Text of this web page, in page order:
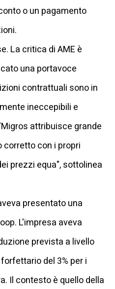
o un pagamento
La critica di AME è
una portavoce
contrattuali sono in
ineccepibili e
attribuisce grande
corretto con i propri
prezzi equa", sottolinea
presentato una
L'impresa aveva
prevista a livello
del 3% per i
Il contesto è quello della